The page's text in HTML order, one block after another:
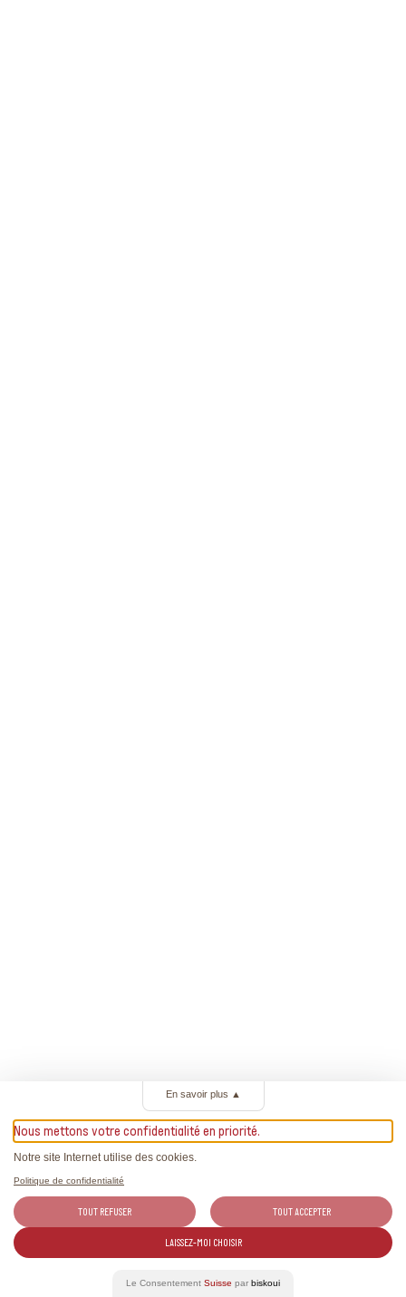
En savoir plus ▲
Nous mettons votre confidentialité en priorité.
Notre site Internet utilise des cookies.
Politique de confidentialité
TOUT REFUSER TOUT ACCEPTER
LAISSEZ-MOI CHOISIR
Le Consentement Suisse par biskoui